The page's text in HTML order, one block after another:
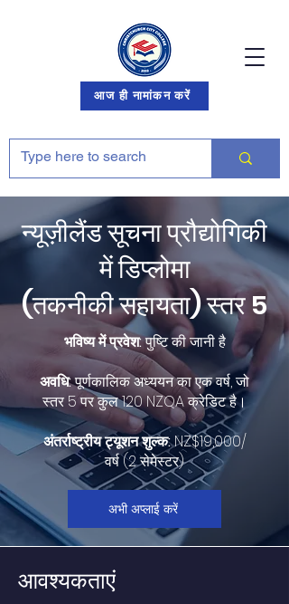
आज ही नामांकन करें
न्यूज़ीलैंड सूचना प्रौद्योगिकी
में डिप्लोमा
(तकनीकी सहायता) स्तर 5
भविष्य में प्रवेश:पुष्टि की जानी है
अवधि:पूर्णकालिक अध्ययन का एक वर्ष, जो
स्तर 5 पर कुल 120 NZQA क्रेडिट है।
अंतर्राष्ट्रीय ट्यूशन शुल्क:NZ$19,000/
वर्ष (2 सेमेस्टर)
अभी अप्लाई करें
आवश्यकताएं